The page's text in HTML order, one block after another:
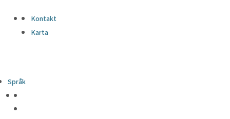
Kontakt
Karta
Språk